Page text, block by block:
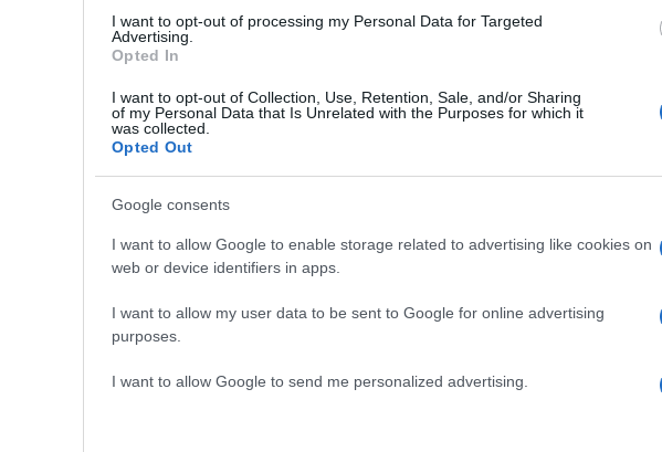
I want to opt-out of processing my Personal Data for Targeted
Advertising.
Opted In
I want to opt-out of Collection, Use, Retention, Sale, and/or Sharing
of my Personal Data that Is Unrelated with the Purposes for which it
was collected.
Opted Out
Google consents
I want to allow Google to enable storage related to advertising like cookies on
web or device identifiers in apps.
I want to allow my user data to be sent to Google for online advertising
purposes.
I want to allow Google to send me personalized advertising.
Σχόλια
Σχολίασε εδώ